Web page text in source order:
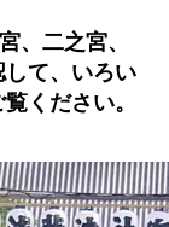
二之宮、
て、いろい
ください。